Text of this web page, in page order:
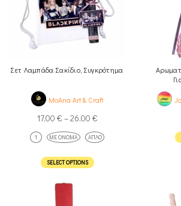
Σετ Λαμπάδα Σακίδιο, Συγκρότημα
MoAna Art & Craft
17,00 € –26,00 €
1 ΜΕ ΌΝΟΜΑ ΑΠΛΌ
SELECT OPTIONS